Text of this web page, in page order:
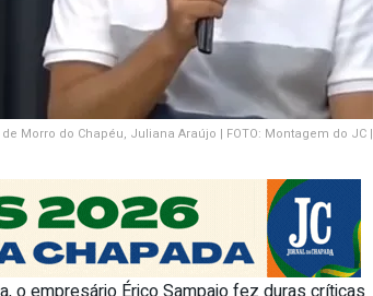
Morro do Chapéu, Juliana Araújo | FOTO: Montagem do JC |